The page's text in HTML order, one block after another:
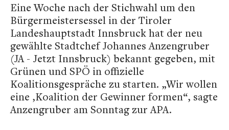
Eine Woche nach der Stichwahl um den
Bürgermeistersessel in der Tiroler
Landeshauptstadt Innsbruck hat der neu
gewählte Stadtchef Johannes Anzengruber
(JA - Jetzt Innsbruck) bekannt gegeben, mit
Grünen und SPÖ in offizielle
Koalitionsgespräche zu starten. „Wir wollen
eine ‚Koalition der Gewinner formen“, sagte
Anzengruber am Sonntag zur APA.